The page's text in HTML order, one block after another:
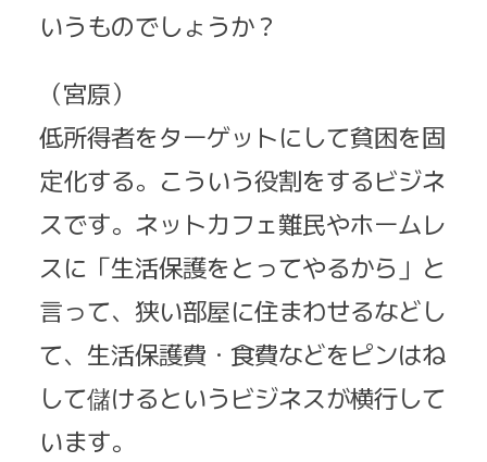
いうものでしょうか？
（宮原）
低所得者をターゲットにして貧困を固
定化する。こういう役割をするビジネ
スです。ネットカフェ難民やホームレ
スに「生活保護をとってやるから」と
言って、狭い部屋に住まわせるなどし
て、生活保護費・食費などをピンはね
して儲けるというビジネスが横行して
います。